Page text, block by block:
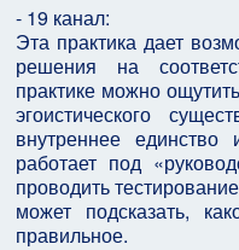
- 19 канал:
Эта практика дает
решения на
практике можно
эгоистического
внутреннее
работает под
проводить
может подсказать,
правильное.